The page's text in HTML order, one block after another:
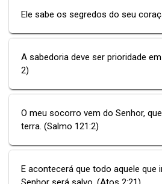
Ele sabe os segredos do seu
A sabedoria deve ser prioridade
2)
O meu socorro vem do Senhor,
terra. (Salmo 121:2)
E acontecerá que todo aquele que